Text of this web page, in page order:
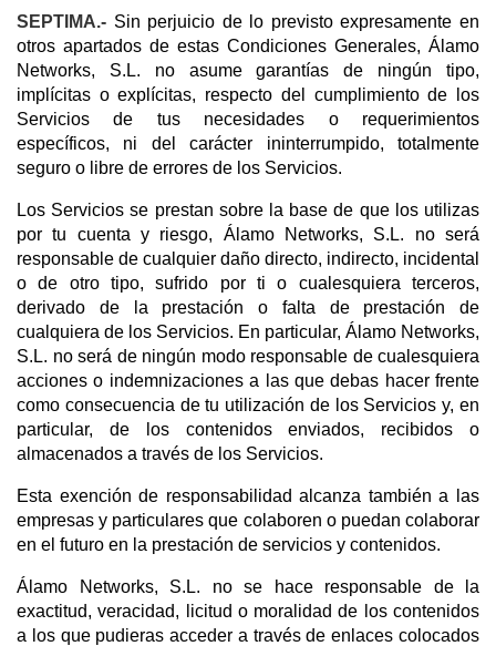
SEPTIMA.- Sin perjuicio de lo previsto expresamente en
otros apartados de estas Condiciones Generales, Álamo
Networks, S.L. no asume garantías de ningún tipo,
implícitas o explícitas, respecto del cumplimiento de los
Servicios de tus necesidades o requerimientos
específicos, ni del carácter ininterrumpido, totalmente
seguro o libre de errores de los Servicios.
Los Servicios se prestan sobre la base de que los utilizas
por tu cuenta y riesgo, Álamo Networks, S.L. no será
responsable de cualquier daño directo, indirecto, incidental
o de otro tipo, sufrido por ti o cualesquiera terceros,
derivado de la prestación o falta de prestación de
cualquiera de los Servicios. En particular, Álamo Networks,
S.L. no será de ningún modo responsable de cualesquiera
acciones o indemnizaciones a las que debas hacer frente
como consecuencia de tu utilización de los Servicios y, en
particular, de los contenidos enviados, recibidos o
almacenados a través de los Servicios.
Esta exención de responsabilidad alcanza también a las
empresas y particulares que colaboren o puedan colaborar
en el futuro en la prestación de servicios y contenidos.
Álamo Networks, S.L. no se hace responsable de la
exactitud, veracidad, licitud o moralidad de los contenidos
a los que pudieras acceder a través de enlaces colocados